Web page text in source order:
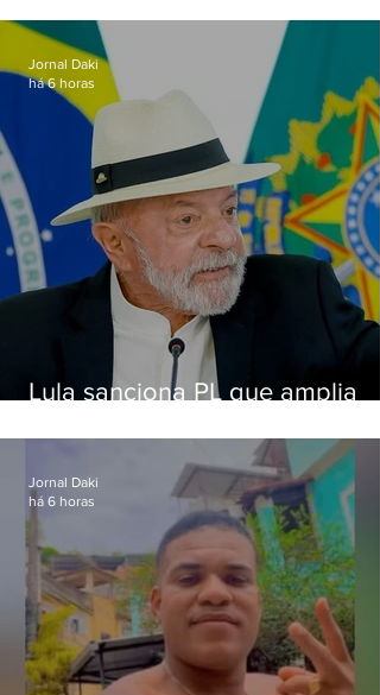
Lula sanciona PL que amplia
crianças
Jornal Daki
há 6 horas
Jornal Daki
há 6 horas